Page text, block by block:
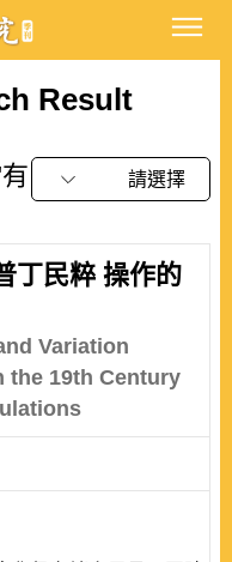
Result
請選擇
丁民粹 操作的
Variation
the 19th Century